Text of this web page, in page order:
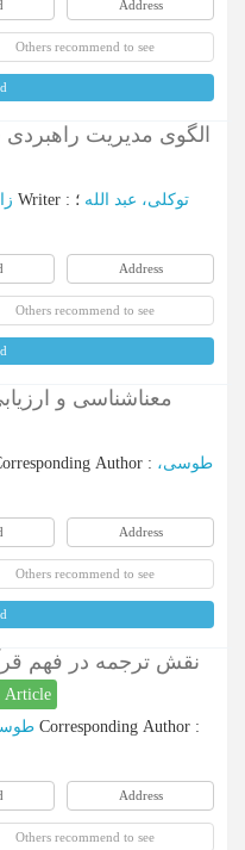
Address
Others recommend to see
الگوی مدیریت
Writer : توکلی، عبد الله ؛
Address
Others recommend to see
معناشناسی و
Author : طوسی،
Address
Others recommend to see
نقش ترجمه در فهم
Article
Corresponding Author :
Address
Others recommend to see